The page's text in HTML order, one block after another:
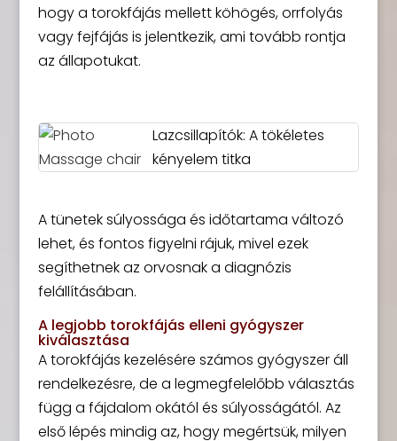
hogy a torokfájás mellett köhögés, orrfolyás
vagy fejfájás is jelentkezik, ami tovább rontja
az állapotukat.
Lazcsillapítók: A tökéletes
kényelem titka
A tünetek súlyossága és időtartama változó
lehet, és fontos figyelni rájuk, mivel ezek
segíthetnek az orvosnak a diagnózis
felállításában.
A legjobb torokfájás elleni gyógyszer
kiválasztása
A torokfájás kezelésére számos gyógyszer áll
rendelkezésre, de a legmegfelelőbb választás
függ a fájdalom okától és súlyosságától. Az
első lépés mindig az, hogy megértsük, milyen